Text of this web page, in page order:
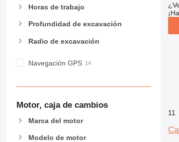
Horas de trabajo
Profundidad de excavación
Radio de excavación
Navegación GPS
Motor, caja de cambios
Marca del motor
Modelo de motor
11